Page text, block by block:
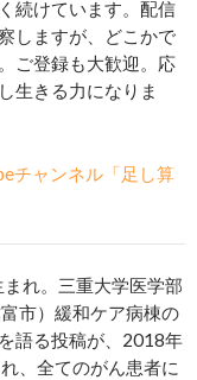
続けています。配信
しますが、どこかで
ご登録も大歓迎。応
生きる力になりま
チャンネル「足し算
れ。三重大学医学部
市）緩和ケア病棟の
語る投稿が、2018年
、全てのがん患者に